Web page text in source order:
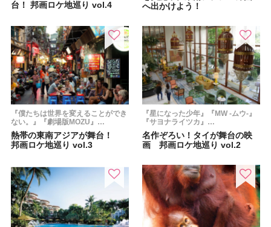
台！ 邦画ロケ地巡り vol.4
へ出かけよう！
『僕たちは世界を変えることができ
ない。』『劇場版MOZU』…
熱帯の東南アジアが舞台！
邦画ロケ地巡り vol.3
『星になった少年』『MW -ムウ-』
『サヨナライツカ』…
名作ぞろい！タイが舞台の映
画 邦画ロケ地巡り vol.2